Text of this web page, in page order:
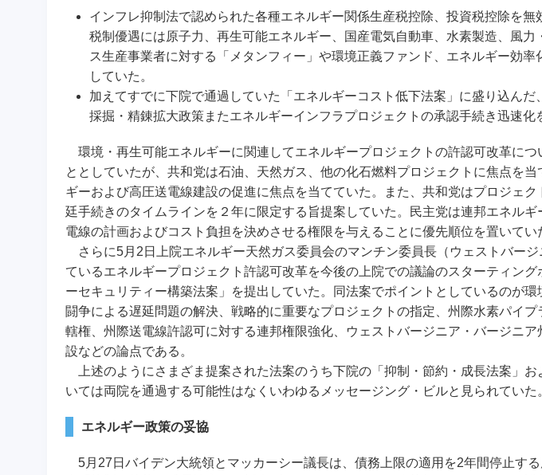
インフレ抑制法で認められた各種エネルギー関係生産税控除、投資税控除を
税制優遇には原子力、再生可能エネルギー、国産電気自動車、水素製造、風
ス生産事業者に対する「メタンフィー」や環境正義ファンド、エネルギー効
していた。
加えてすでに下院で通過していた「エネルギーコスト低下法案」に盛り込ん
採掘・精錬拡大政策またエネルギーインフラプロジェクトの承認手続き迅速化
環境・再生可能エネルギーに関連してエネルギープロジェクトの許認可改革につ
ととしていたが、共和党は石油、天然ガス、他の化石燃料プロジェクトに焦点を
ギーおよび高圧送電線建設の促進に焦点を当てていた。また、共和党はプロジェ
廷手続きのタイムラインを２年に限定する旨提案していた。民主党は連邦エネル
電線の計画およびコスト負担を決めさせる権限を与えることに優先順位を置いてい
さらに5月2日上院エネルギー天然ガス委員会のマンチン委員長（ウェストバー
ているエネルギープロジェクト許認可改革を今後の上院での議論のスターティン
ーセキュリティー構築法案」を提出していた。同法案でポイントとしているのが
闘争による遅延問題の解決、戦略的に重要なプロジェクトの指定、州際水素パイ
轄権、州際送電線許認可に対する連邦権限強化、ウェストバージニア・バージニ
設などの論点である。
上述のようにさまざま提案された法案のうち下院の「抑制・節約・成長法案」
いては両院を通過する可能性はなくいわゆるメッセージング・ビルと見られていた
エネルギー政策の妥協
5月27日バイデン大統領とマッカーシー議長は、債務上限の適用を2年間停止す